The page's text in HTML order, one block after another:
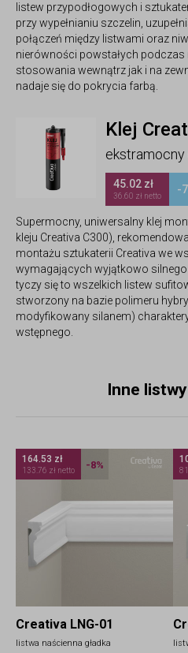
listew przypodłogowych i
przy wypełnianiu szczelin,
połączeń między listwami oraz
nierówności powstałych
stosowania wewnątrz jak i na
nadaje się do pokrycia farbą.
Klej
45.02 zł
36.60 zł netto
-
Supermocny, uniwersalny klej
kleju Creativa C300),
montażu sztukaterii Creativa we
wymagających wyjątkowo silnego
tyczy się to wszelkich listew
stworzony na bazie polimeru
modyfikowany silanem)
wstępnego.
Inne
Creativa LNG-01
listwa naścienna gładka
164.53 zł
133.76 zł netto -8%